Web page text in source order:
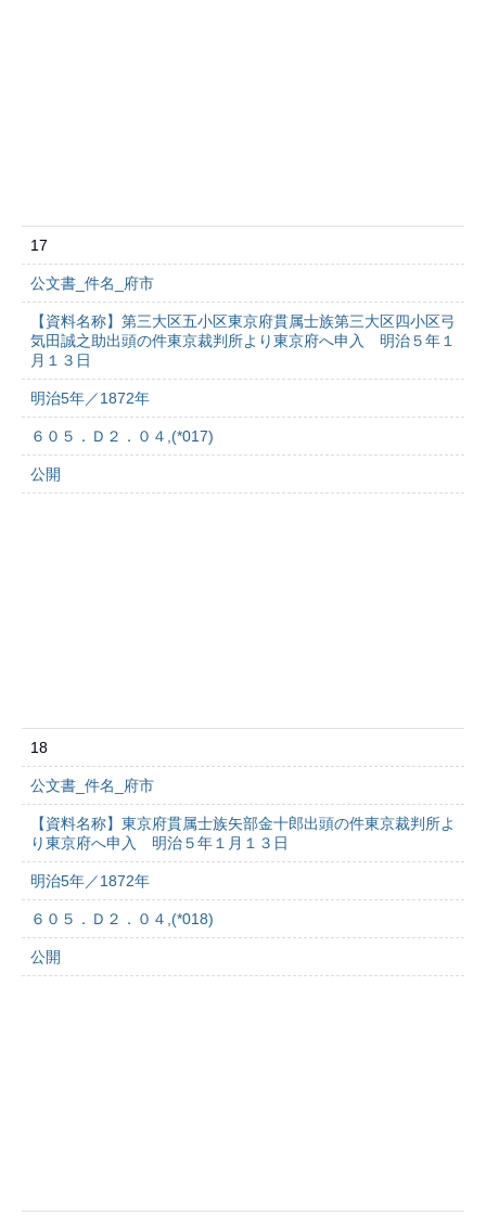
17
公文書_件名_府市
【資料名称】第三大区五小区東京府貫属士族第三大区四小区弓
気田誠之助出頭の件東京裁判所より東京府へ申入 明治５年１
月１３日
明治5年／1872年
６０５．Ｄ２．０４,(*017)
公開
18
公文書_件名_府市
【資料名称】東京府貫属士族矢部金十郎出頭の件東京裁判所よ
り東京府へ申入 明治５年１月１３日
明治5年／1872年
６０５．Ｄ２．０４,(*018)
公開